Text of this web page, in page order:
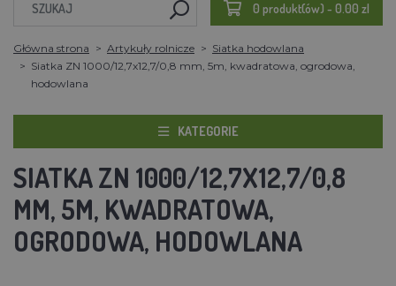
0 produkt(ów) - 0.00 zl
Główna strona Artykuły rolnicze
Siatka hodowlana
Siatka ZN 1000/12,7x12,7/0,8 mm, 5m, kwadratowa, ogrodowa,
hodowlana
KATEGORIE
SIATKA ZN 1000/12,7X12,7/0,8
MM, 5M, KWADRATOWA,
OGRODOWA, HODOWLANA